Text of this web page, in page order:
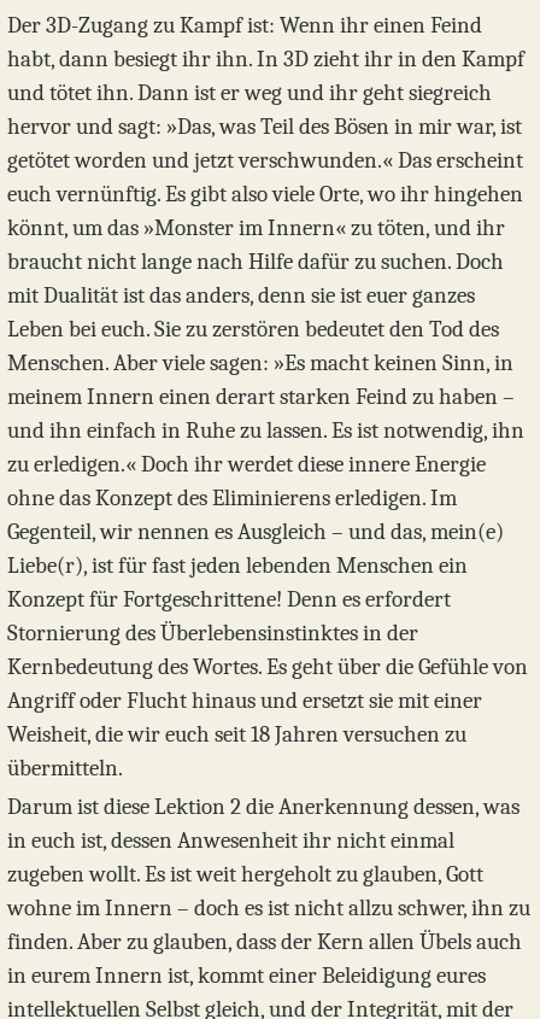
Der 3D-Zugang zu Kampf ist: Wenn ihr einen Feind
habt, dann besiegt ihr ihn. In 3D zieht ihr in den Kampf
und tötet ihn. Dann ist er weg und ihr geht siegreich
hervor und sagt: »Das, was Teil des Bösen in mir war, ist
getötet worden und jetzt verschwunden.« Das erscheint
euch vernünftig. Es gibt also viele Orte, wo ihr hingehen
könnt, um das »Monster im Innern« zu töten, und ihr
braucht nicht lange nach Hilfe dafür zu suchen. Doch
mit Dualität ist das anders, denn sie ist euer ganzes
Leben bei euch. Sie zu zerstören bedeutet den Tod des
Menschen. Aber viele sagen: »Es macht keinen Sinn, in
meinem Innern einen derart starken Feind zu haben –
und ihn einfach in Ruhe zu lassen. Es ist notwendig, ihn
zu erledigen.« Doch ihr werdet diese innere Energie
ohne das Konzept des Eliminierens erledigen. Im
Gegenteil, wir nennen es Ausgleich – und das, mein(e)
Liebe(r), ist für fast jeden lebenden Menschen ein
Konzept für Fortgeschrittene! Denn es erfordert
Stornierung des Überlebensinstinktes in der
Kernbedeutung des Wortes. Es geht über die Gefühle von
Angriff oder Flucht hinaus und ersetzt sie mit einer
Weisheit, die wir euch seit 18 Jahren versuchen zu
übermitteln.
Darum ist diese Lektion 2 die Anerkennung dessen, was
in euch ist, dessen Anwesenheit ihr nicht einmal
zugeben wollt. Es ist weit hergeholt zu glauben, Gott
wohne im Innern – doch es ist nicht allzu schwer, ihn zu
finden. Aber zu glauben, dass der Kern allen Übels auch
in eurem Innern ist, kommt einer Beleidigung eures
intellektuellen Selbst gleich, und der Integrität, mit der